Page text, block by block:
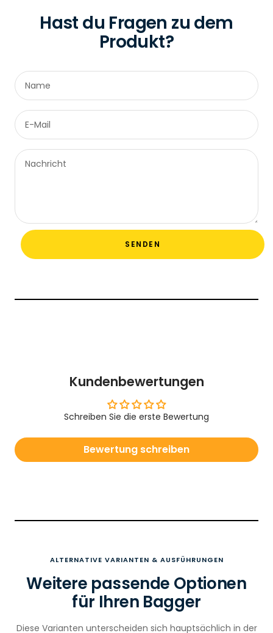
Hast du Fragen zu dem
Produkt?
Name
E-Mail
Nachricht
SENDEN
Kundenbewertungen
Schreiben Sie die erste Bewertung
Bewertung schreiben
ALTERNATIVE VARIANTEN & AUSFÜHRUNGEN
Weitere passende Optionen
für Ihren Bagger
Diese Varianten unterscheiden sich hauptsächlich in der